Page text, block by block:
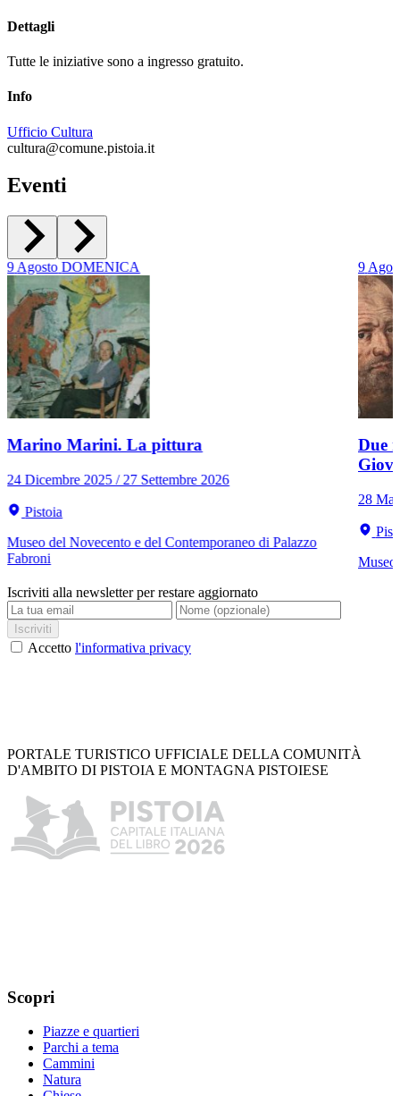
Dettagli
Tutte le iniziative sono a ingresso gratuito.
Info
Ufficio Cultura
cultura@comune.pistoia.it
Eventi
9Agosto DOMENICA
Marino Marini. La pittura
24 Dicembre 2025 / 27 Settembre 2026
Pistoia
Museo del Novecento e del Contemporaneo di Palazzo
Fabroni
9
Due
28
Museo
Iscriviti alla newsletter per restare aggiornato
Iscriviti
Accetto l'informativa privacy
PORTALE TURISTICO UFFICIALE DELLA COMUNITÀ
D'AMBITO DI PISTOIA E MONTAGNA PISTOIESE
Scopri
Piazze e quartieri
Parchi a tema
Cammini
Natura